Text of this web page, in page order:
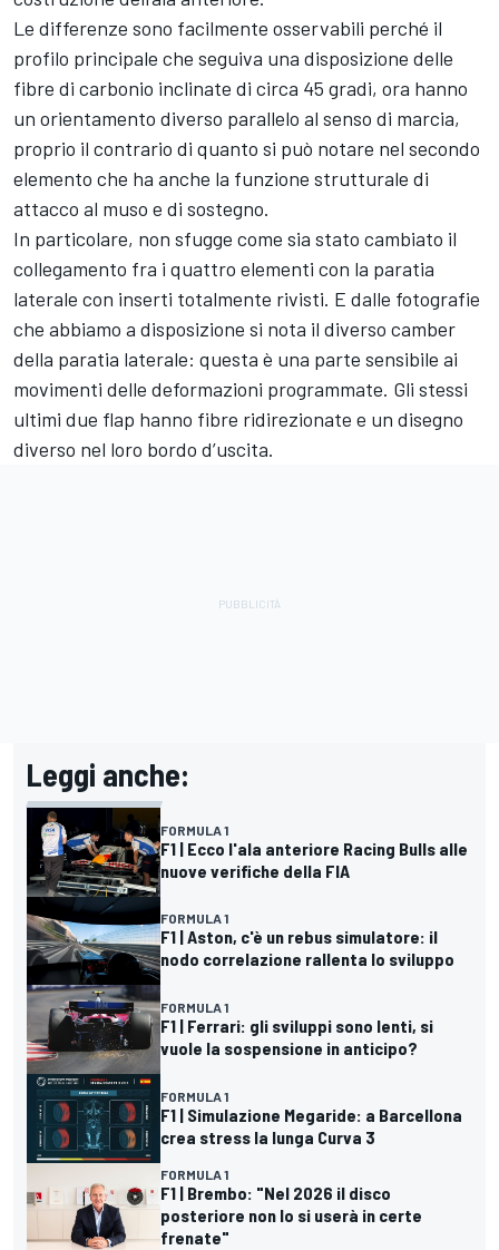
Le differenze sono facilmente osservabili perché il
profilo principale che seguiva una disposizione delle
fibre di carbonio inclinate di circa 45 gradi, ora hanno
un orientamento diverso parallelo al senso di marcia,
proprio il contrario di quanto si può notare nel secondo
elemento che ha anche la funzione strutturale di
attacco al muso e di sostegno.
In particolare, non sfugge come sia stato cambiato il
collegamento fra i quattro elementi con la paratia
laterale con inserti totalmente rivisti. E dalle fotografie
che abbiamo a disposizione si nota il diverso camber
della paratia laterale: questa è una parte sensibile ai
movimenti delle deformazioni programmate. Gli stessi
ultimi due flap hanno fibre ridirezionate e un disegno
diverso nel loro bordo d’uscita.
Leggi anche:
FORMULA 1
F1 | Ecco l'ala anteriore Racing Bulls alle
nuove verifiche della FIA
FORMULA 1
F1 | Aston, c'è un rebus simulatore: il
nodo correlazione rallenta lo sviluppo
FORMULA 1
F1 | Ferrari: gli sviluppi sono lenti, si
vuole la sospensione in anticipo?
FORMULA 1
F1 | Simulazione Megaride: a Barcellona
crea stress la lunga Curva 3
FORMULA 1
F1 | Brembo: "Nel 2026 il disco
posteriore non lo si userà in certe
frenate"